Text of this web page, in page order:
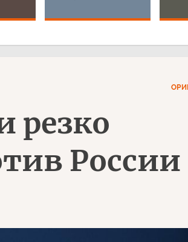
резко
России